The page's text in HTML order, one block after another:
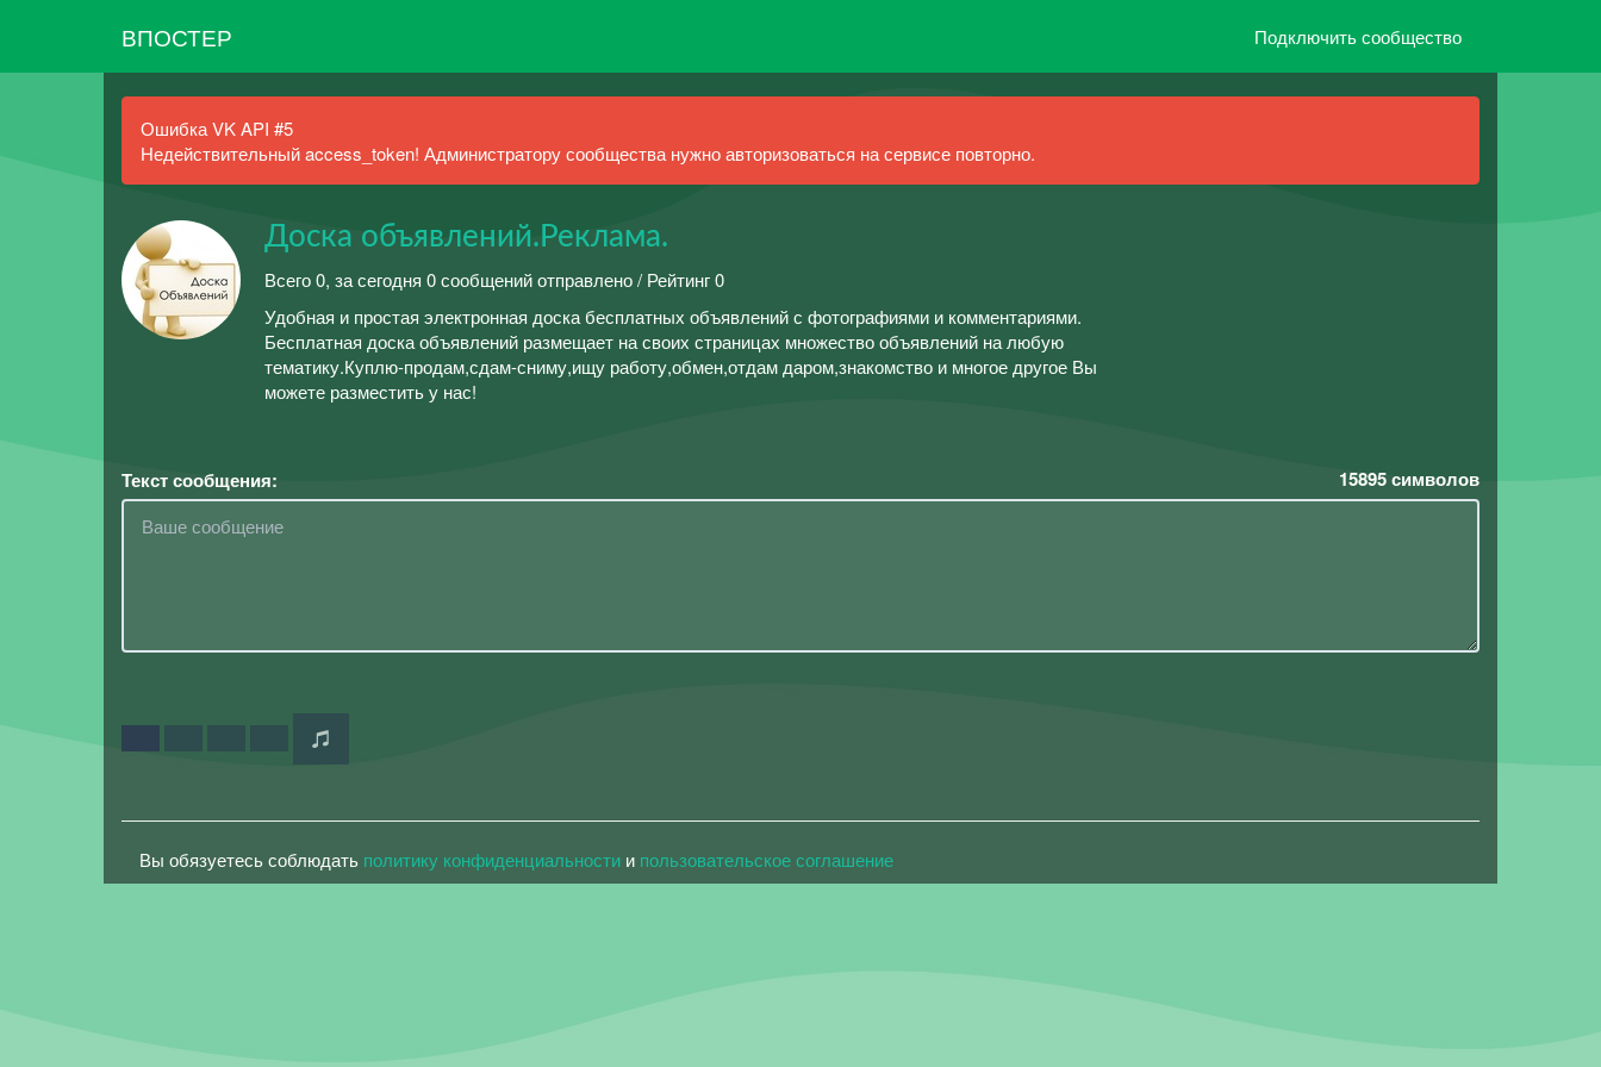
ВПОСТЕР Подключить сообщество
Ошибка VK API #5
Недействительный access_token! Администратору сообщества нужно авторизоваться на сервисе повторно.
Доска объявлений.Реклама.
Всего 0, за сегодня 0 сообщений отправлено / Рейтинг 0
Удобная и простая электронная доска бесплатных объявлений с фотографиями и комментариями.
Бесплатная доска объявлений размещает на своих страницах множество объявлений на любую
тематику.Куплю-продам,сдам-сниму,ищу работу,обмен,отдам даром,знакомство и многое другое Вы
можете разместить у нас!
Текст сообщения: 15895символов
Вы обязуетесь соблюдать политику конфиденциальности и пользовательское соглашение